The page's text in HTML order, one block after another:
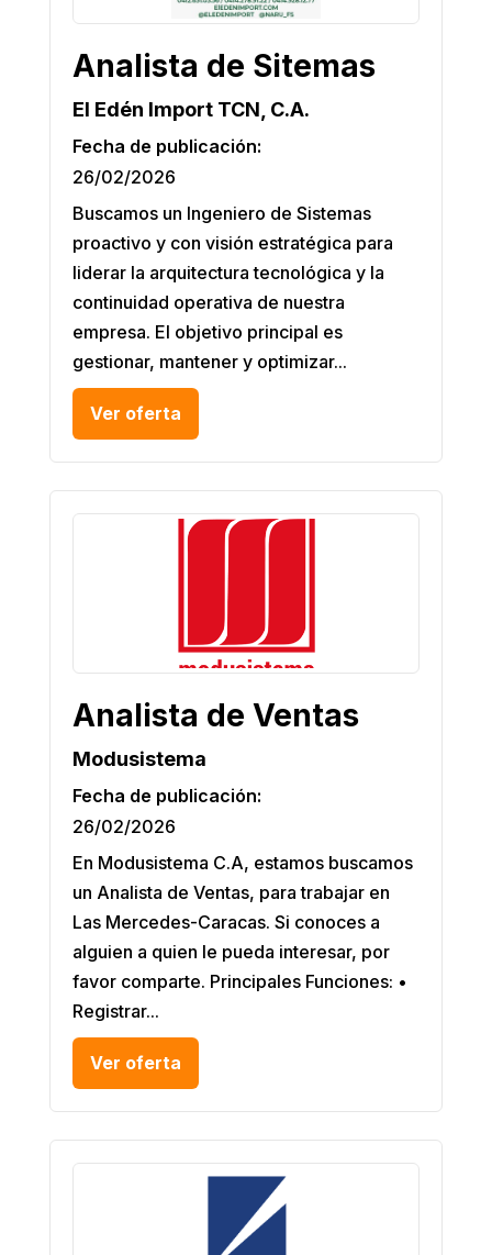
Analista de Sitemas
El Edén Import TCN, C.A.
Fecha de publicación:
26/02/2026
Buscamos un Ingeniero de Sistemas
proactivo y con visión estratégica para
liderar la arquitectura tecnológica y la
continuidad operativa de nuestra
empresa. El objetivo principal es
gestionar, mantener y optimizar...
Ver oferta
Analista de Ventas
Modusistema
Fecha de publicación:
26/02/2026
En Modusistema C.A, estamos buscamos
un Analista de Ventas, para trabajar en
Las Mercedes-Caracas. Si conoces a
alguien a quien le pueda interesar, por
favor comparte. Principales Funciones: •
Registrar...
Ver oferta